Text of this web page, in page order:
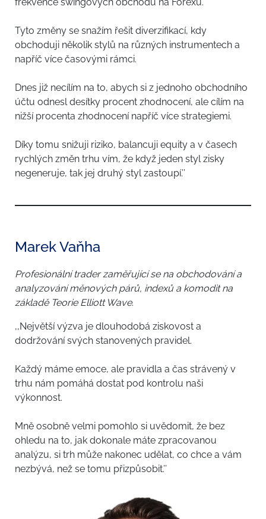
Tyto změny se snažím řešit diverzifikací, kdy
obchoduji několik stylů na různých instrumentech a
napříč více časovými rámci.
Dnes již necílím na to, abych si z jednoho obchodního
účtu odnesl desítky procent zhodnocení, ale cílím na
nižší procenta zhodnocení napříč více strategiemi.
Díky tomu snižuji riziko, balancuji equity a v časech
rychlých změn trhu vím, že když jeden styl zisky
negeneruje, tak jej druhý styl zastoupí.’’
Marek Vaňha
Profesionální trader zaměřující se na obchodování a
analyzování měnových párů, indexů a komodit na
základě Teorie Elliott Wave.
,,Největší výzva je dlouhodobá ziskovost a
dodržování svých stanovených pravidel.
Každý máme emoce, ale pravidla a čas strávený v
trhu nám pomáhá dostat pod kontrolu naši
výkonnost.
Mně osobně velmi pomohlo si uvědomit, že bez
ohledu na to, jak dokonale máte zpracovanou
analýzu, si trh může nakonec udělat, co chce a vám
nezbývá, než se tomu přizpůsobit.’’